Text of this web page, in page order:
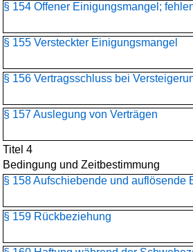
§ 154 Offener Einigungsmangel;
§ 155 Versteckter Einigungsmangel
§ 156 Vertragsschluss bei
§ 157 Auslegung von Verträgen
Titel 4
Bedingung und Zeitbestimmung
§ 158 Aufschiebende und auflösende
§ 159 Rückbeziehung